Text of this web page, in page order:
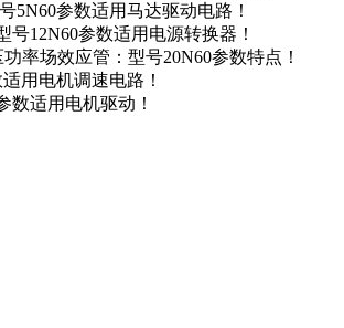
5N60参数适用马达驱动电路！
12N60参数适用电源转换器！
率场效应管：型号20N60参数特点！
用电机调速电路！
数适用电机驱动！